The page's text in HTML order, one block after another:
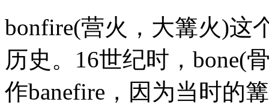
bonfire(营火，大篝火)这
历史。16世纪时，bone(
作banefire，因为当时的